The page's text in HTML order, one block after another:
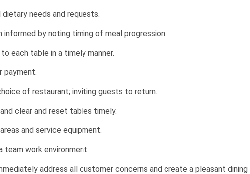
needs and requests.
by noting timing of meal progression.
each table in a timely manner.
payment.
of restaurant; inviting guests to return.
clear and reset tables timely.
and service equipment.
team work environment.
address all customer concerns and create a pleasant dining